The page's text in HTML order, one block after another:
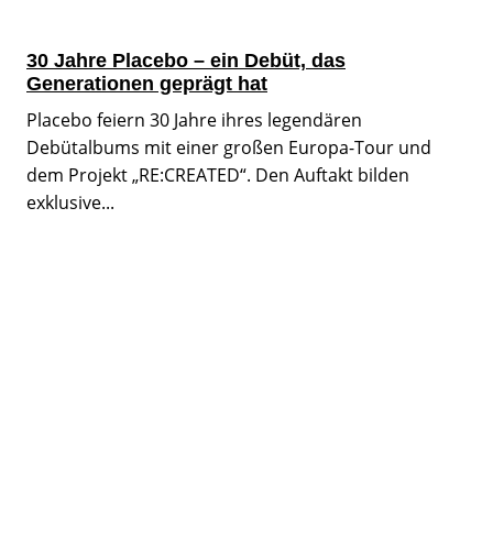
30 Jahre Placebo – ein Debüt, das
Generationen geprägt hat
Placebo feiern 30 Jahre ihres legendären
Debütalbums mit einer großen Europa-Tour und
dem Projekt „RE:CREATED“. Den Auftakt bilden
exklusive...